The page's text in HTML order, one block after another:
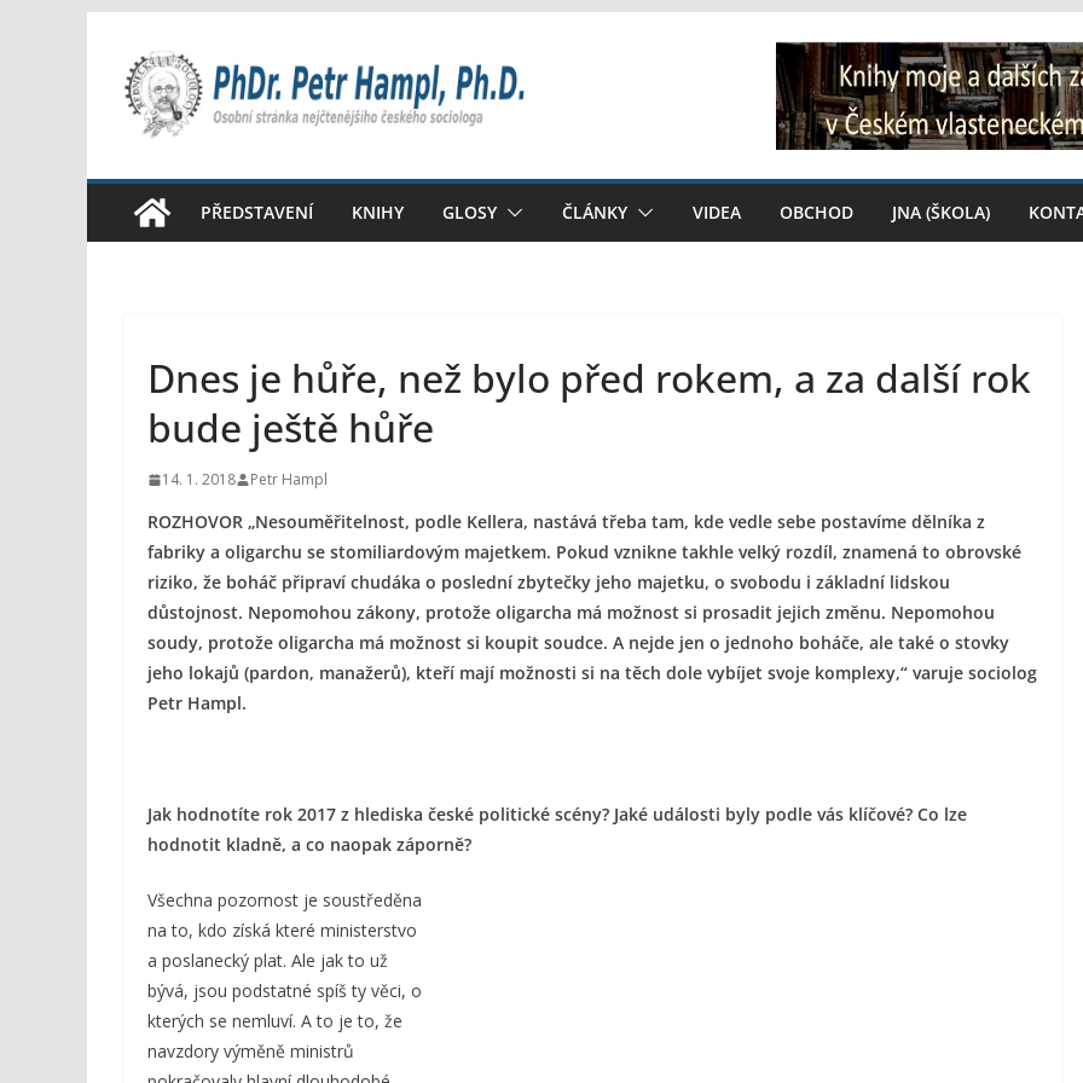
obsah
PŘEDSTAVENÍ KNIHY GLOSY ČLÁNKY VIDEA OBCHOD JNA (ŠKOLA)
Dnes je hůře, než bylo před rokem, a za další rok
bude ještě hůře
14. 1. 2018 Petr Hampl
ROZHOVOR „Nesouměřitelnost, podle Kellera, nastává třeba tam, kde vedle sebe postavíme dělníka z
fabriky a oligarchu se stomiliardovým majetkem. Pokud vznikne takhle velký rozdíl, znamená to obrovské
riziko, že boháč připraví chudáka o poslední zbytečky jeho majetku, o svobodu i základní lidskou
důstojnost. Nepomohou zákony, protože oligarcha má možnost si prosadit jejich změnu. Nepomohou
soudy, protože oligarcha má možnost si koupit soudce. A nejde jen o jednoho boháče, ale také o stovky
jeho lokajů (pardon, manažerů), kteří mají možnosti si na těch dole vybíjet svoje komplexy,“ varuje sociolog
Petr Hampl.
Jak hodnotíte rok 2017 z hlediska české politické scény? Jaké události byly podle vás klíčové? Co lze
hodnotit kladně, a co naopak záporně?
Všechna pozornost je soustředěna
na to, kdo získá které ministerstvo
a poslanecký plat. Ale jak to už
bývá, jsou podstatné spíš ty věci, o
kterých se nemluví. A to je to, že
navzdory výměně ministrů